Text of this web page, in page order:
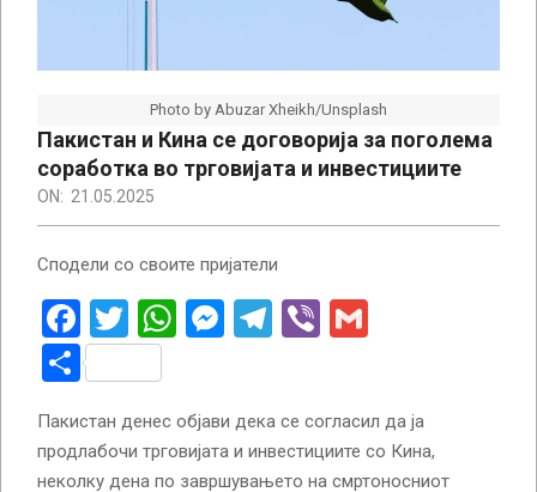
Photo by Abuzar Xheikh/Unsplash
Пакистан и Кина се договорија за поголема
соработка во трговијата и инвестициите
ON: 21.05.2025
Сподели со своите пријатели
Facebook
Twitter
WhatsApp
Messenger
Telegram
Viber
Share
Пакистан денес објави дека се согласил да ја
продлабочи трговијата и инвестициите со Кина,
неколку дена по завршувањето на смртоносниот